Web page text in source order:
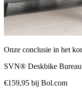
Onze conclusie in het
SVN® Deskbike
€159,95 bij Bol.com